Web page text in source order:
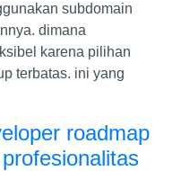
subdomain
dimana
karena pilihan
terbatas. ini yang
roadmap